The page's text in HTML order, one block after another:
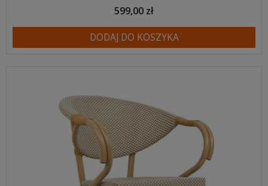
599,00 zł
DODAJ DO KOSZYKA